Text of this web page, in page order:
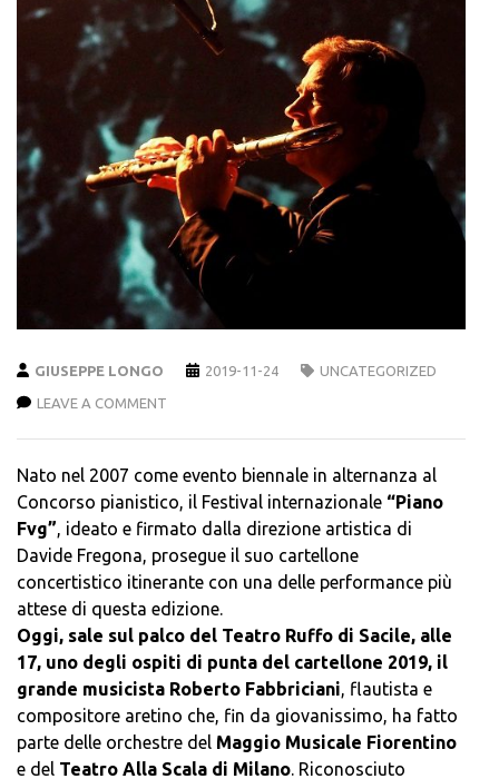
GIUSEPPE LONGO 2019-11-24 UNCATEGORIZED
LEAVE A COMMENT
Nato nel 2007 come evento biennale in alternanza al
Concorso pianistico, il Festival internazionale “Piano
Fvg”, ideato e firmato dalla direzione artistica di
Davide Fregona, prosegue il suo cartellone
concertistico itinerante con una delle performance più
attese di questa edizione.
Oggi, sale sul palco del Teatro Ruffo di Sacile, alle
17, uno degli ospiti di punta del cartellone 2019, il
grande musicista Roberto Fabbriciani, flautista e
compositore aretino che, fin da giovanissimo, ha fatto
parte delle orchestre del Maggio Musicale Fiorentino
e del Teatro Alla Scala di Milano. Riconosciuto